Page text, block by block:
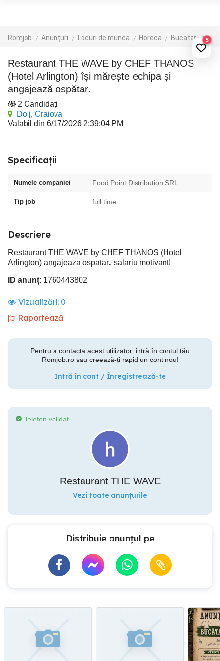
Romjob Anunțuri Locuri de munca Horeca Bucatar - ajutor bucatar5
Restaurant THE WAVE by CHEF THANOS
(Hotel Arlington) își mărește echipa și
angajează ospătar.
2 Candidați
Dolj, Craiova
Valabil din 6/17/2026 2:39:04 PM
Specificații
Numele companiei Food Point Distribution SRL
Tip job full time
Descriere
Restaurant THE WAVE by CHEF THANOS (Hotel
Arlington) angajeaza ospatar., salariu motivant!
ID anunț: 1760443802
Vizualizări: 0
Raportează
Pentru a contacta acest utilizator, intră în contul tău
Romjob.ro sau creează-ți rapid un cont nou!
Intră în cont / Înregistrează-te
Telefon validat
Restaurant THE WAVE
Vezi toate anunțurile
Distribuie anunțul pe